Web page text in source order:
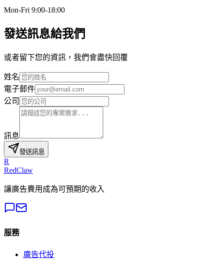
Mon-Fri 9:00-18:00
發送訊息給我們
或者留下您的資訊，我們會盡快回覆
姓名
電子郵件
公司
訊息
發送訊息
R
RedClaw
讓廣告費用成為可預期的收入
服務
廣告代投